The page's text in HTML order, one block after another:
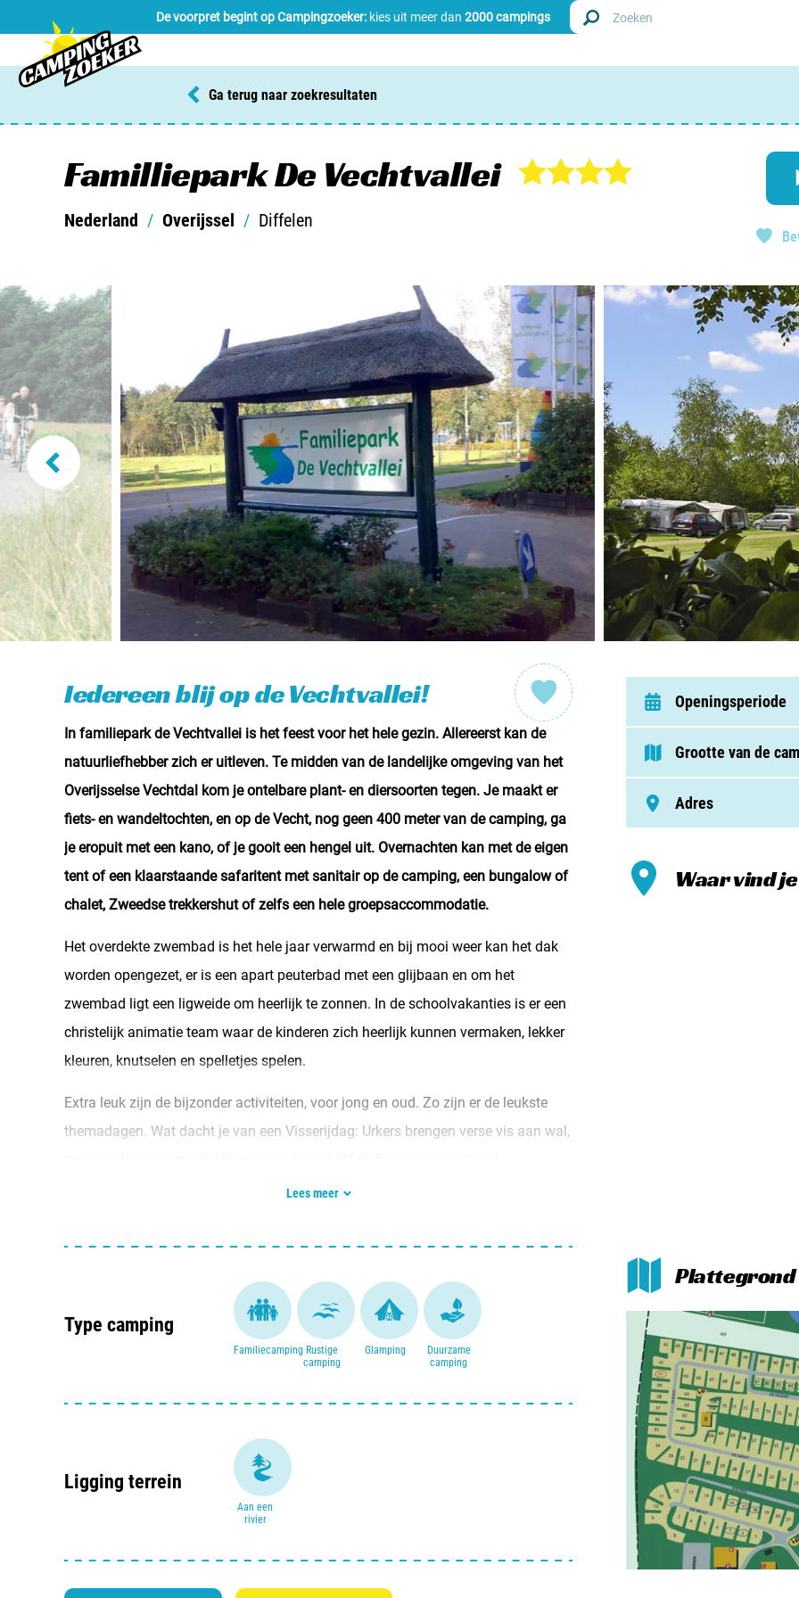
De voorpret begint op Campingzoeker: kies uit meer dan 2000 campings
Begië
België
Meld
Ga terug naar zoekresultaten
Familliepark De Vechtvallei
Nederland / Overijssel / Diffelen
Iedereen blij op de Vechtvallei!
In familiepark de Vechtvallei is het feest voor het hele gezin. Allereerst kan de
natuurliefhebber zich er uitleven. Te midden van de landelijke omgeving van het
Overijsselse Vechtdal kom je ontelbare plant- en diersoorten tegen. Je maakt er
fiets- en wandeltochten, en op de Vecht, nog geen 400 meter van de camping, ga
je eropuit met een kano, of je gooit een hengel uit. Overnachten kan met de eigen
tent of een klaarstaande safaritent met sanitair op de camping, een bungalow of
chalet, Zweedse trekkershut of zelfs een hele groepsaccommodatie.
Het overdekte zwembad is het hele jaar verwarmd en bij mooi weer kan het dak
worden opengezet, er is een apart peuterbad met een glijbaan en om het
zwembad ligt een ligweide om heerlijk te zonnen. In de schoolvakanties is er een
christelijk animatie team waar de kinderen zich heerlijk kunnen vermaken, lekker
kleuren, knutselen en spelletjes spelen.
Extra leuk zijn de bijzonder activiteiten, voor jong en oud. Zo zijn er de leukste
themadagen. Wat dacht je van een Visserijdag: Urkers brengen verse vis aan wal,
“klompkesile”, een Elfstedentocht, Friese zangeressen, en het kampioenschap
Lees meer
Type camping
Familiecamping Rustige
camping
Glamping
Duurzame
camping
Ligging terrein
Aan een
rivier
Openingsperiode
Grootte van de
Adres
Waar vind
Plattegrond